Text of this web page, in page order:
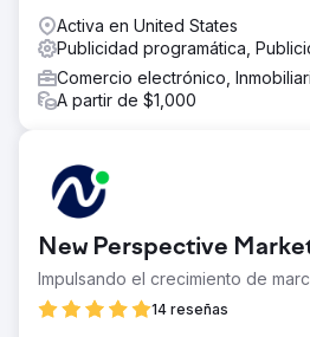
Activa en United States
Publicidad programática,
Comercio electrónico,
A partir de $1,000
New Perspective
Impulsando el crecimiento de
14 reseñas